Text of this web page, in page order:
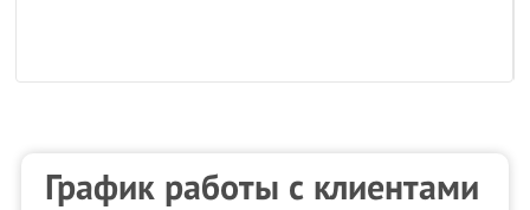
График работы с клиентами